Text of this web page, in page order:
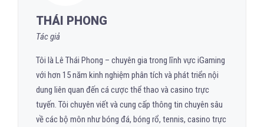
THÁI PHONG
Tác giả
Tôi là Lê Thái Phong – chuyên gia trong lĩnh vực iGaming
với hơn 15 năm kinh nghiệm phân tích và phát triển nội
dung liên quan đến cá cược thể thao và casino trực
tuyến. Tôi chuyên viết và cung cấp thông tin chuyên sâu
về các bộ môn như bóng đá, bóng rổ, tennis, casino trực